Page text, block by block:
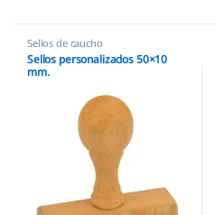
Sellos de caucho
Sellos personalizados 50×10
mm.